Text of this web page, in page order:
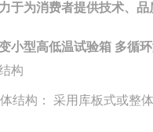
于为消费者提供技术、品
小型高低温试验箱 多循
构
结构： 采用库板式或整